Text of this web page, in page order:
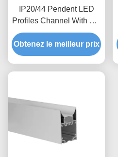
IP20/44 Pendent LED
Profiles Channel With PC
Diffuser For Architecture
Home Linear Lighting
System
Obtenez le meilleur prix